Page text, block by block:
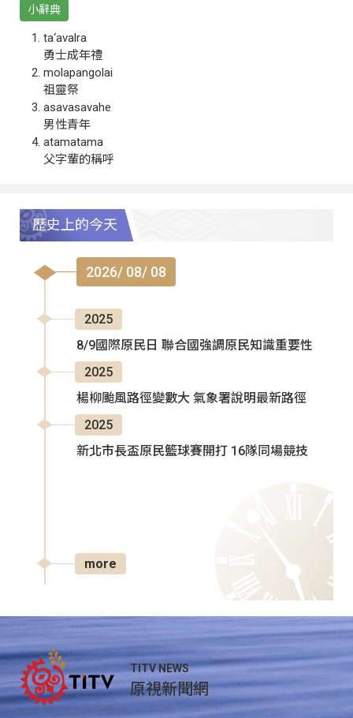
小辭典
ta‘avalra
勇士成年禮
molapangolai
祖靈祭
asavasavahe
男性青年
atamatama
父字輩的稱呼
歷史上的今天
2026/ 08/ 08
2025
8/9國際原民日 聯合國強調原民知識重要性
2025
楊柳颱風路徑變數大 氣象署說明最新路徑
2025
新北市長盃原民籃球賽開打 16隊同場競技
more
TITV NEWS
原視新聞網